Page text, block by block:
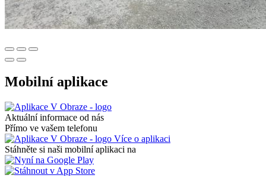
Mobilní aplikace
Aktuální informace od nás
Přímo ve vašem telefonu
Více o aplikaci
Stáhněte si naši mobilní aplikaci na